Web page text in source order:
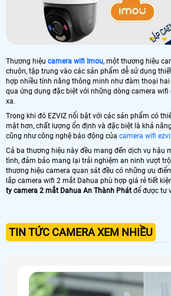
Thương hiệu camera wifi Imou, một thương hiệu
chuộn, tập trung vào các sản phẩm dễ sử dụng
hợp nhiều tính năng thông minh như đàm thoại
qua ứng dụng đặc biệt với những dòng camera
xa.
Trong khi đó EZVIZ nổi bật với các sản phẩm có
mật hơn, chất lượng ổn định và đặc biệt là khả
cũng như công nghệ báo động của camera wifi
Cả ba thương hiệu này đều mang đến dịch vụ hậu
tình, đảm bảo mang lại trải nghiệm an ninh vượt
thương hiệu camera quan sát đều có những ưu
lắp camera wifi 2 mắt Dahua phù hợp giá rẻ tiết
ty camera 2 mắt Dahua An Thành Phát để được tư
TIN TỨC CAMERA XEM NHIỀU